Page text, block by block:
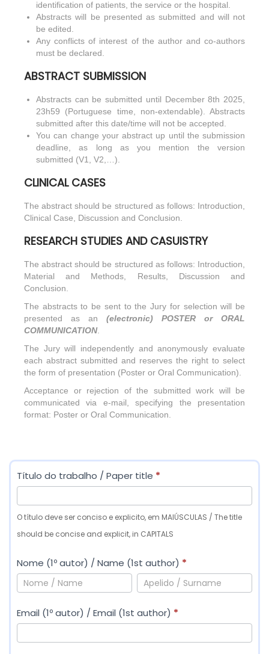
identification of patients, the service or the hospital.
Abstracts will be presented as submitted and will not
be edited.
Any conflicts of interest of the author and co-authors
must be declared.
ABSTRACT SUBMISSION
Abstracts can be submitted until December 8th 2025,
23h59 (Portuguese time, non-extendable). Abstracts
submitted after this date/time will not be accepted.
You can change your abstract up until the submission
deadline, as long as you mention the version
submitted (V1, V2,…).
CLINICAL CASES
The abstract should be structured as follows: Introduction,
Clinical Case, Discussion and Conclusion.
RESEARCH STUDIES AND CASUISTRY
The abstract should be structured as follows: Introduction,
Material and Methods, Results, Discussion and
Conclusion.
The abstracts to be sent to the Jury for selection will be
presented as an (electronic) POSTER or ORAL
COMMUNICATION.
The Jury will independently and anonymously evaluate
each abstract submitted and reserves the right to select
the form of presentation (Poster or Oral Communication).
Acceptance or rejection of the submitted work will be
communicated via e-mail, specifying the presentation
format: Poster or Oral Communication.
3
R
n
i
ã
o
A
P
Título do trabalho / Paper title *
O título deve ser conciso e explicito, em MAIÚSCULAS / The title
should be concise and explicit, in CAPITALS
Nome (1º autor) / Name (1st author) *
m
m
Email (1º autor) / Email (1st author) *